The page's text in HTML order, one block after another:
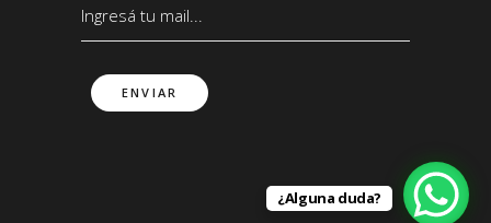
¿Alguna duda?